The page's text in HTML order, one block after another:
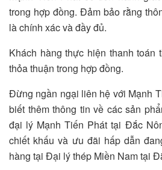
trong hợp đồng. Đảm bảo rằng
là chính xác và đầy đủ.
Khách hàng thực hiện thanh toán
thỏa thuận trong hợp đồng.
Đừng ngần ngại liên hệ với Mạnh
biết thêm thông tin về các sản
đại lý Mạnh Tiến Phát tại Đắc
chiết khấu và ưu đãi hấp dẫn
hàng tại Đại lý thép Miền Nam tại